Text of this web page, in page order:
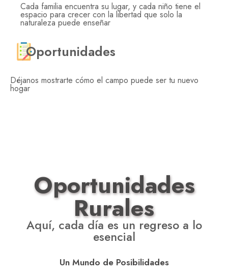
Cada familia encuentra su lugar, y cada niño tiene el
espacio para crecer con la libertad que solo la
naturaleza puede enseñar
Oportunidades
Déjanos mostrarte cómo el campo puede ser tu nuevo
hogar
Oportunidades
Rurales
Aquí, cada día es un regreso a lo
esencial
Un Mundo de Posibilidades